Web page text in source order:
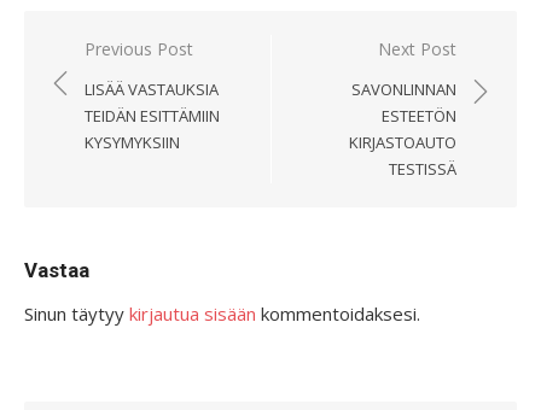
Artikkelien
selaus
Previous Post
LISÄÄ VASTAUKSIA
TEIDÄN ESITTÄMIIN
KYSYMYKSIIN
Next Post
SAVONLINNAN
ESTEETÖN
KIRJASTOAUTO
TESTISSÄ
Vastaa
Sinun täytyy kirjautua sisään kommentoidaksesi.